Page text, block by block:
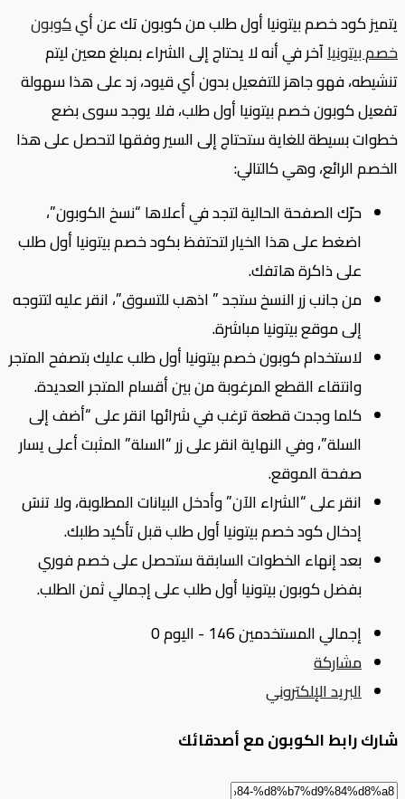
يتميز كود خصم بيتونيا أول طلب من كوبون تك عن أيكوبون
خصم بيتونياآخر في أنه لا يحتاج إلى الشراء بمبلغ معين ليتم
تنشيطه، فهو جاهز للتفعيل بدون أي قيود، زد على هذا سهولة
تفعيل كوبون خصم بيتونيا أول طلب، فلا يوجد سوى بضع
خطوات بسيطة للغاية ستحتاج إلى السير وفقها لتحصل على هذا
الخصم الرائع، وهي كالتالي:
حرّك الصفحة الحالية لتجد في أعلاها “نسخ الكوبون”،
اضغط على هذا الخيار لتحتفظ بكود خصم بيتونيا أول طلب
على ذاكرة هاتفك.
من جانب زر النسخ ستجد ” اذهب للتسوق”، انقر عليه لتتوجه
إلى موقع بيتونيا مباشرة.
لاستخدام كوبون خصم بيتونيا أول طلب عليك بتصفح المتجر
وانتقاء القطع المرغوبة من بين أقسام المتجر العديدة.
كلما وجدت قطعة ترغب في شرائها انقر على “أضف إلى
السلة”، وفي النهاية انقر على زر “السلة” المثبت أعلى يسار
صفحة الموقع.
انقر على “الشراء الآن” وأدخل البيانات المطلوبة، ولا تنسَ
إدخال كود خصم بيتونيا أول طلب قبل تأكيد طلبك.
بعد إنهاء الخطوات السابقة ستحصل على خصم فوري
بفضل كوبون بيتونيا أول طلب على إجمالي ثمن الطلب.
إجمالي المستخدمين 146 - اليوم 0
مشاركة
البريد الإلكتروني
شارك رابط الكوبون مع أصدقائك